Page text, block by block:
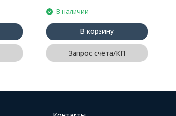
В наличии
В корзину
Запрос счёта/КП